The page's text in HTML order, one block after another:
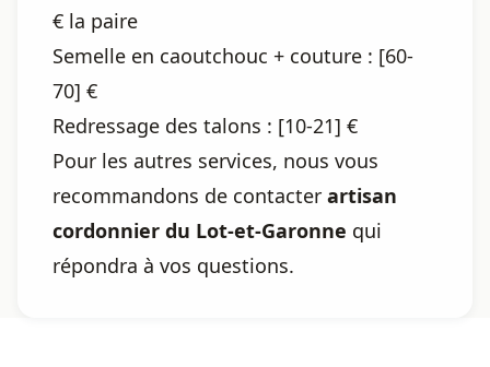
€ la paire
Semelle en caoutchouc + couture : [60-
70] €
Redressage des talons : [10-21] €
Pour les autres services, nous vous
recommandons de contacter artisan
cordonnier du Lot-et-Garonne qui
répondra à vos questions.